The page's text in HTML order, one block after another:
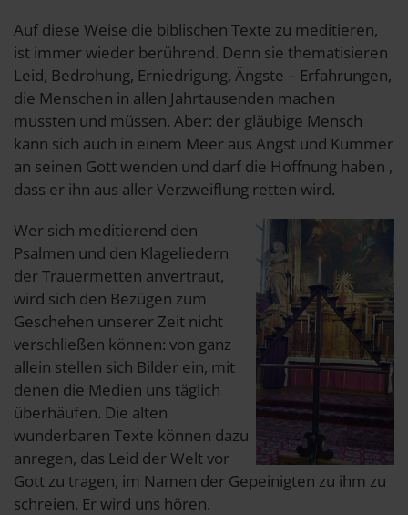
Auf diese Weise die biblischen Texte zu meditieren,
ist immer wieder berührend. Denn sie thematisieren
Leid, Bedrohung, Erniedrigung, Ängste – Erfahrungen,
die Menschen in allen Jahrtausenden machen
mussten und müssen. Aber: der gläubige Mensch
kann sich auch in einem Meer aus Angst und Kummer
an seinen Gott wenden und darf die Hoffnung haben ,
dass er ihn aus aller Verzweiflung retten wird.
Wer sich meditierend den
Psalmen und den Klageliedern
der Trauermetten anvertraut,
wird sich den Bezügen zum
Geschehen unserer Zeit nicht
verschließen können: von ganz
allein stellen sich Bilder ein, mit
denen die Medien uns täglich
überhäufen. Die alten
wunderbaren Texte können dazu
anregen, das Leid der Welt vor
Gott zu tragen, im Namen der Gepeinigten zu ihm zu
schreien. Er wird uns hören.